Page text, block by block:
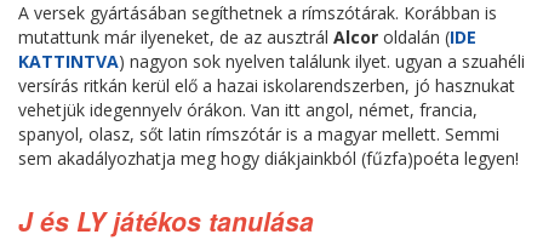
A versek gyártásában segíthetnek a rímszótárak. Korábban is
mutattunk már ilyeneket, de az ausztrál Alcor oldalán (IDE
KATTINTVA) nagyon sok nyelven találunk ilyet. ugyan a szuahéli
versírás ritkán kerül elő a hazai iskolarendszerben, jó hasznukat
vehetjük idegennyelv órákon. Van itt angol, német, francia,
spanyol, olasz, sőt latin rímszótár is a magyar mellett. Semmi
sem akadályozhatja meg hogy diákjainkból (fűzfa)poéta legyen!
J és LY játékos tanulása